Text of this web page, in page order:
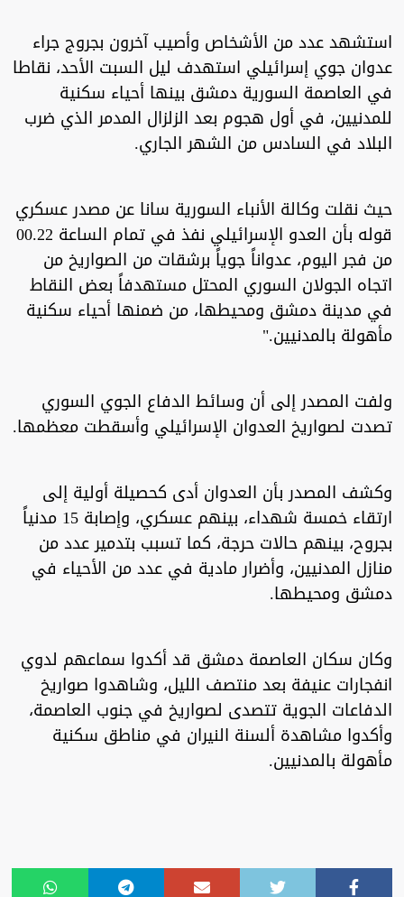
استشهد عدد من الأشخاص وأصيب آخرون بجروج جراء
عدوان جوي إسرائيلي استهدف ليل السبت الأحد، نقاطا
في العاصمة السورية دمشق بينها أحياء سكنية
للمدنيين، في أول هجوم بعد الزلزال المدمر الذي ضرب
البلاد في السادس من الشهر الجاري.
حيث نقلت وكالة الأنباء السورية سانا عن مصدر عسكري
قوله بأن العدو الإسرائيلي نفذ في تمام الساعة 00.22
من فجر اليوم، عدواناً جوياً برشقات من الصواريخ من
اتجاه الجولان السوري المحتل مستهدفاً بعض النقاط
في مدينة دمشق ومحيطها، من ضمنها أحياء سكنية
مأهولة بالمدنيين."
ولفت المصدر إلى أن وسائط الدفاع الجوي السوري
تصدت لصواريخ العدوان الإسرائيلي وأسقطت معظمها.
وكشف المصدر بأن العدوان أدى كحصيلة أولية إلى
ارتقاء خمسة شهداء، بينهم عسكري، وإصابة 15 مدنياً
بجروح، بينهم حالات حرجة، كما تسبب بتدمير عدد من
منازل المدنيين، وأضرار مادية في عدد من الأحياء في
دمشق ومحيطها.
وكان سكان العاصمة دمشق قد أكدوا سماعهم لدوي
انفجارات عنيفة بعد منتصف الليل، وشاهدوا صواريخ
الدفاعات الجوية تتصدى لصواريخ في جنوب العاصمة،
وأكدوا مشاهدة ألسنة النيران في مناطق سكنية
مأهولة بالمدنيين.